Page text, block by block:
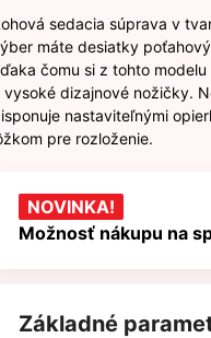
sedacia súprava v
máte desiatky
čomu si z tohto
vysoké dizajnové nožičky.
nastaviteľnými
pre rozloženie.
NOVINKA!
Možnosť nákupu na
Základné